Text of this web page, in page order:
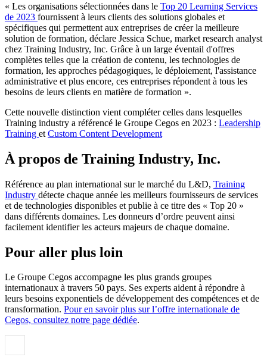
« Les organisations sélectionnées dans le Top 20 Learning Services
de 2023 fournissent à leurs clients des solutions globales et
spécifiques qui permettent aux entreprises de créer la meilleure
solution de formation, déclare Jessica Schue, market research analyst
chez Training Industry, Inc. Grâce à un large éventail d'offres
complètes telles que la création de contenu, les technologies de
formation, les approches pédagogiques, le déploiement, l'assistance
administrative et plus encore, ces entreprises répondent à tous les
besoins de leurs clients en matière de formation ».
Cette nouvelle distinction vient compléter celles dans lesquelles
Training industry a référencé le Groupe Cegos en 2023 : Leadership
Training et Custom Content Development
À propos de Training Industry, Inc.
Référence au plan international sur le marché du L&D, Training
Industry détecte chaque année les meilleurs fournisseurs de services
et de technologies disponibles et publie à ce titre des « Top 20 »
dans différents domaines. Les donneurs d’ordre peuvent ainsi
facilement identifier les acteurs majeurs de chaque domaine.
Pour aller plus loin
Le Groupe Cegos accompagne les plus grands groupes
internationaux à travers 50 pays. Ses experts aident à répondre à
leurs besoins exponentiels de développement des compétences et de
transformation. Pour en savoir plus sur l’offre internationale de
Cegos, consultez notre page dédiée.